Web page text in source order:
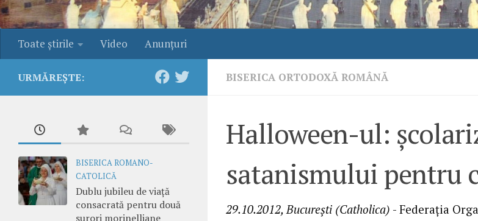
Toate ştirile Video Anunţuri
BISERICA ORTODOXĂ ROMÂNĂ
Halloween-ul:
satanismului pentru
29.10.2012, Bucureşti (Catholica) - Federaţia
URMĂREȘTE:
BISERICA ROMANO-
CATOLICĂ
Dublu jubileu de viață
consacrată pentru două
surori morinelliane